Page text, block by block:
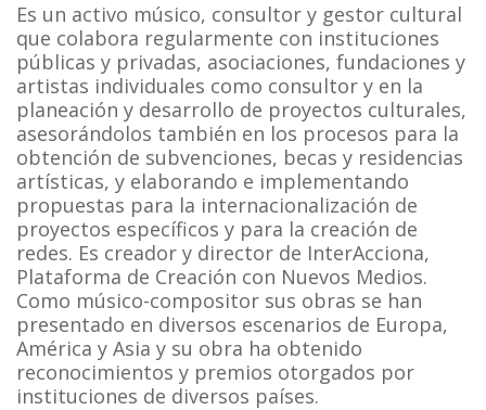
Es un activo músico, consultor y gestor cultural
que colabora regularmente con instituciones
públicas y privadas, asociaciones, fundaciones y
artistas individuales como consultor y en la
planeación y desarrollo de proyectos culturales,
asesorándolos también en los procesos para la
obtención de subvenciones, becas y residencias
artísticas, y elaborando e implementando
propuestas para la internacionalización de
proyectos específicos y para la creación de
redes. Es creador y director de InterAcciona,
Plataforma de Creación con Nuevos Medios.
Como músico-compositor sus obras se han
presentado en diversos escenarios de Europa,
América y Asia y su obra ha obtenido
reconocimientos y premios otorgados por
instituciones de diversos países.